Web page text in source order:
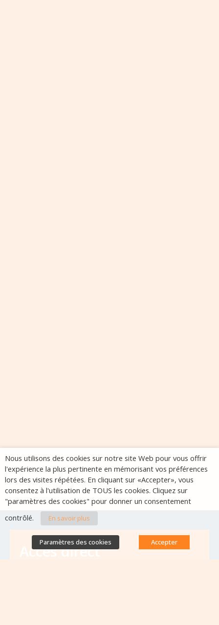
Accès direct
Nous utilisons des cookies sur notre site Web pour vous offrir
l'expérience la plus pertinente en mémorisant vos préférences
lors des visites répétées. En cliquant sur «Accepter», vous
consentez à l'utilisation de TOUS les cookies. Cliquez sur
"paramètres des cookies" pour donner un consentement
contrôlé.
En savoir plus
Paramètres des cookies Accepter